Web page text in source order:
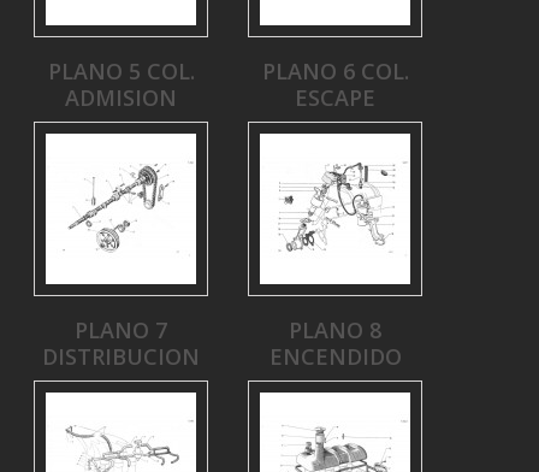
PLANO 5 COL.
ADMISION
PLANO 6 COL.
ESCAPE
PLANO 7
DISTRIBUCION
PLANO 8
ENCENDIDO